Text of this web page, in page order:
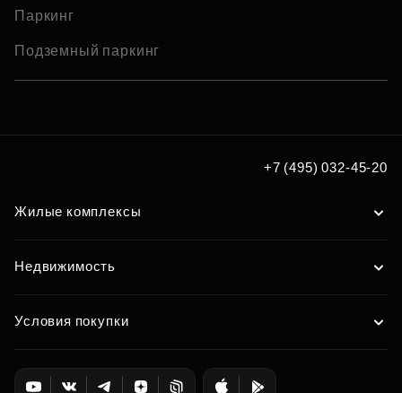
Паркинг
Подземный паркинг
+7 (495) 032-45-20
Жилые комплексы
Недвижимость
Условия покупки